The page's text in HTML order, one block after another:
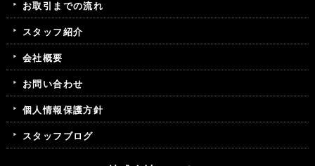
お取引までの流れ
スタッフ紹介
会社概要
お問い合わせ
個人情報保護方針
スタッフブログ